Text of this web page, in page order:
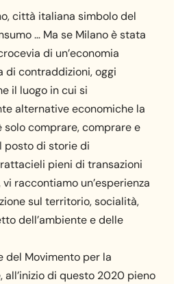
città italiana simbolo del
… Ma se Milano è stata
di un’economia
di contraddizioni, oggi
il luogo in cui si
alternative economiche la
solo comprare, comprare e
posto di storie di
pieni di transazioni
raccontiamo un’esperienza
sul territorio, socialità,
dell’ambiente e delle
del Movimento per la
all’inizio di questo 2020 pieno